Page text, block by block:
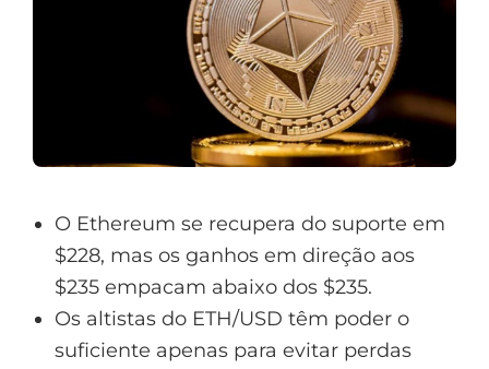
O Ethereum se recupera do suporte em
$228, mas os ganhos em direção aos
$235 empacam abaixo dos $235.
Os altistas do ETH/USD têm poder o
suficiente apenas para evitar perdas